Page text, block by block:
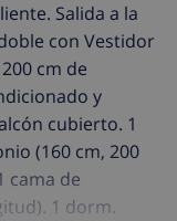
Salida a la
con Vestidor
cm de
y
cubierto. 1
(160 cm, 200
cama de
1 dorm.